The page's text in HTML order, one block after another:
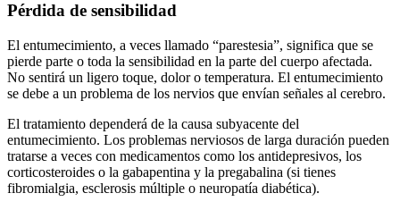
Pérdida de sensibilidad
El entumecimiento, a veces llamado “parestesia”, significa que se
pierde parte o toda la sensibilidad en la parte del cuerpo afectada.
No sentirá un ligero toque, dolor o temperatura. El entumecimiento
se debe a un problema de los nervios que envían señales al cerebro.
El tratamiento dependerá de la causa subyacente del
entumecimiento. Los problemas nerviosos de larga duración pueden
tratarse a veces con medicamentos como los antidepresivos, los
corticosteroides o la gabapentina y la pregabalina (si tienes
fibromialgia, esclerosis múltiple o neuropatía diabética).